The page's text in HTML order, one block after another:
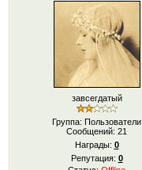
завсегдатый
Группа: Пользователи
Сообщений: 21
Награды: 0
Репутация: 0